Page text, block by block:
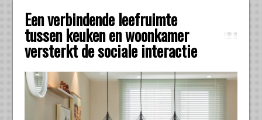
Een verbindende leefruimte
tussen keuken en woonkamer
versterkt de sociale interactie